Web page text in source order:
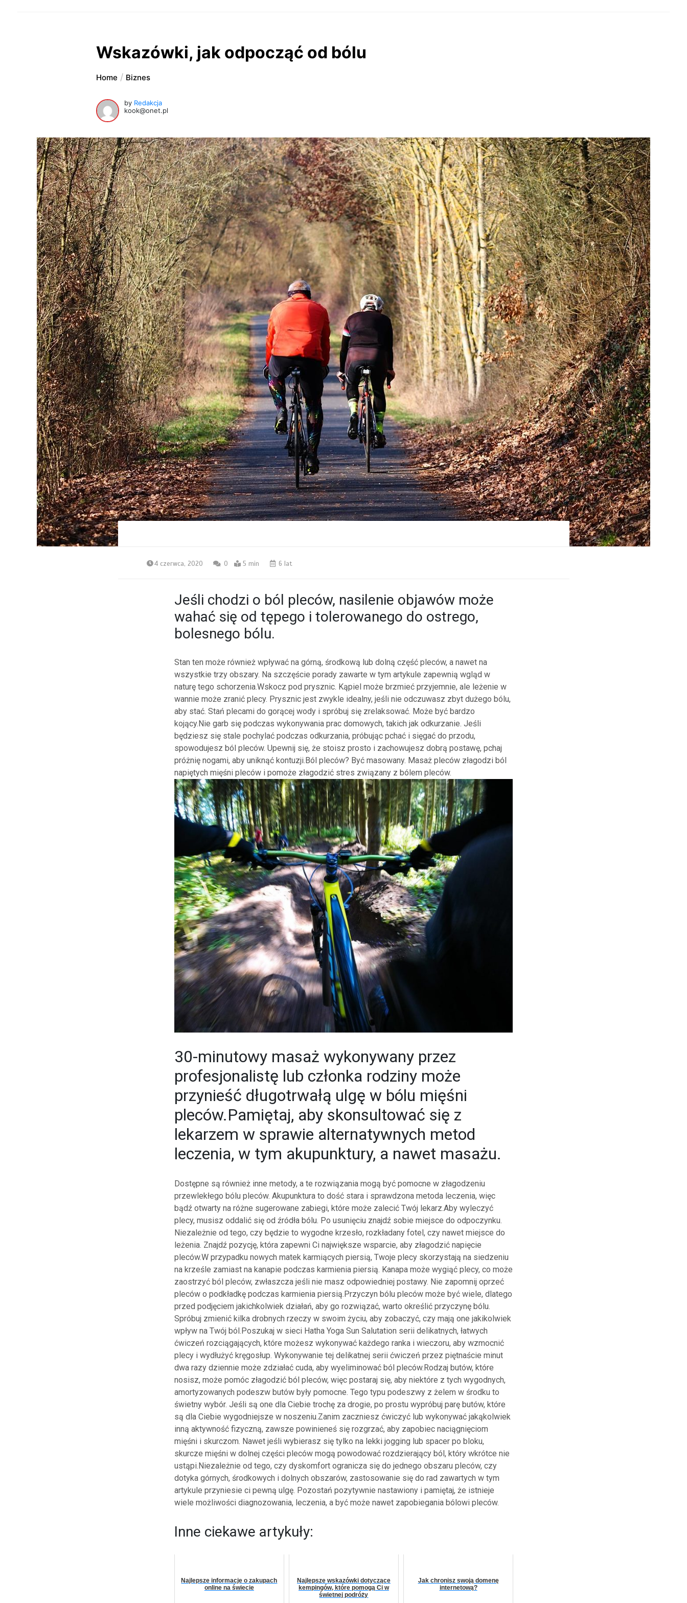
Wskazówki, jak odpocząć od bólu
Home Biznes
by Redakcja
kook@onet.pl
4 czerwca, 2020 0 5 min 6 lat
Jeśli chodzi o ból pleców, nasilenie objawów może
wahać się od tępego i tolerowanego do ostrego,
bolesnego bólu.
Stan ten może również wpływać na górną, środkową lub dolną część pleców, a nawet na
wszystkie trzy obszary. Na szczęście porady zawarte w tym artykule zapewnią wgląd w
naturę tego schorzenia.Wskocz pod prysznic. Kąpiel może brzmieć przyjemnie, ale leżenie w
wannie może zranić plecy. Prysznic jest zwykle idealny, jeśli nie odczuwasz zbyt dużego bólu,
aby stać. Stań plecami do gorącej wody i spróbuj się zrelaksować. Może być bardzo
kojący.Nie garb się podczas wykonywania prac domowych, takich jak odkurzanie. Jeśli
będziesz się stale pochylać podczas odkurzania, próbując pchać i sięgać do przodu,
spowodujesz ból pleców. Upewnij się, że stoisz prosto i zachowujesz dobrą postawę, pchaj
próżnię nogami, aby uniknąć kontuzji.Ból pleców? Być masowany. Masaż pleców złagodzi ból
napiętych mięśni pleców i pomoże złagodzić stres związany z bólem pleców.
30-minutowy masaż wykonywany przez
profesjonalistę lub członka rodziny może
przynieść długotrwałą ulgę w bólu mięśni
pleców.Pamiętaj, aby skonsultować się z
lekarzem w sprawie alternatywnych metod
leczenia, w tym akupunktury, a nawet masażu.
Dostępne są również inne metody, a te rozwiązania mogą być pomocne w złagodzeniu
przewlekłego bólu pleców. Akupunktura to dość stara i sprawdzona metoda leczenia, więc
bądź otwarty na różne sugerowane zabiegi, które może zalecić Twój lekarz.Aby wyleczyć
plecy, musisz oddalić się od źródła bólu. Po usunięciu znajdź sobie miejsce do odpoczynku.
Niezależnie od tego, czy będzie to wygodne krzesło, rozkładany fotel, czy nawet miejsce do
leżenia. Znajdź pozycję, która zapewni Ci największe wsparcie, aby złagodzić napięcie
pleców.W przypadku nowych matek karmiących piersią, Twoje plecy skorzystają na siedzeniu
na krześle zamiast na kanapie podczas karmienia piersią. Kanapa może wygiąć plecy, co może
zaostrzyć ból pleców, zwłaszcza jeśli nie masz odpowiedniej postawy. Nie zapomnij oprzeć
pleców o podkładkę podczas karmienia piersią.Przyczyn bólu pleców może być wiele, dlatego
przed podjęciem jakichkolwiek działań, aby go rozwiązać, warto określić przyczynę bólu.
Spróbuj zmienić kilka drobnych rzeczy w swoim życiu, aby zobaczyć, czy mają one jakikolwiek
wpływ na Twój ból.Poszukaj w sieci Hatha Yoga Sun Salutation serii delikatnych, łatwych
ćwiczeń rozciągających, które możesz wykonywać każdego ranka i wieczoru, aby wzmocnić
plecy i wydłużyć kręgosłup. Wykonywanie tej delikatnej serii ćwiczeń przez piętnaście minut
dwa razy dziennie może zdziałać cuda, aby wyeliminować ból pleców.Rodzaj butów, które
nosisz, może pomóc złagodzić ból pleców, więc postaraj się, aby niektóre z tych wygodnych,
amortyzowanych podeszw butów były pomocne. Tego typu podeszwy z żelem w środku to
świetny wybór. Jeśli są one dla Ciebie trochę za drogie, po prostu wypróbuj parę butów, które
są dla Ciebie wygodniejsze w noszeniu.Zanim zaczniesz ćwiczyć lub wykonywać jakąkolwiek
inną aktywność fizyczną, zawsze powinieneś się rozgrzać, aby zapobiec naciągnięciom
mięśni i skurczom. Nawet jeśli wybierasz się tylko na lekki jogging lub spacer po bloku,
skurcze mięśni w dolnej części pleców mogą powodować rozdzierający ból, który wkrótce nie
ustąpi.Niezależnie od tego, czy dyskomfort ogranicza się do jednego obszaru pleców, czy
dotyka górnych, środkowych i dolnych obszarów, zastosowanie się do rad zawartych w tym
artykule przyniesie ci pewną ulgę. Pozostań pozytywnie nastawiony i pamiętaj, że istnieje
wiele możliwości diagnozowania, leczenia, a być może nawet zapobiegania bólowi pleców.
Inne ciekawe artykuły:
Najlepsze informacje o zakupach
online na świecie
Najlepsze wskazówki dotyczące
kempingów, które pomogą Ci w
świetnej podróży
Jak chronisz swoją domenę
internetową?